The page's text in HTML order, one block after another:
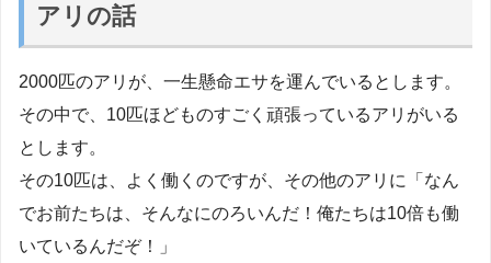
アリの話
2000匹のアリが、一生懸命エサを運んでいるとします。
その中で、10匹ほどものすごく頑張っているアリがいる
とします。
その10匹は、よく働くのですが、その他のアリに「なん
でお前たちは、そんなにのろいんだ！俺たちは10倍も働
いているんだぞ！」